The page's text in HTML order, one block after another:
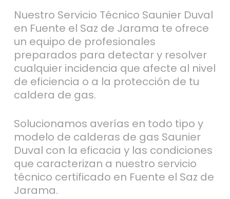
Nuestro Servicio Técnico Saunier Duval
en Fuente el Saz de Jarama te ofrece
un equipo de profesionales
preparados para detectar y resolver
cualquier incidencia que afecte al nivel
de eficiencia o a la protección de tu
caldera de gas.
Solucionamos averías en todo tipo y
modelo de calderas de gas Saunier
Duval con la eficacia y las condiciones
que caracterizan a nuestro servicio
técnico certificado en Fuente el Saz de
Jarama.